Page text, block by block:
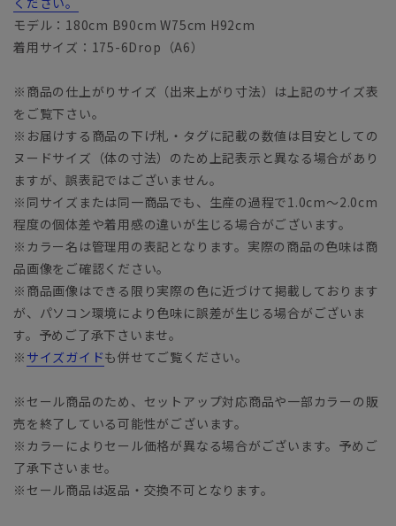
モデル：180cm B90cm W75cm H92cm
着用サイズ：175-6Drop（A6）
※商品の仕上がりサイズ（出来上がり寸法）は上記のサイズ表
をご覧下さい。
※お届けする商品の下げ札・タグに記載の数値は目安としての
ヌードサイズ（体の寸法）のため上記表示と異なる場合があり
ますが、誤表記ではございません。
※同サイズまたは同一商品でも、生産の過程で1.0cm～2.0cm
程度の個体差や着用感の違いが生じる場合がございます。
※カラー名は管理用の表記となります。実際の商品の色味は商
品画像をご確認ください。
※商品画像はできる限り実際の色に近づけて掲載しております
が、パソコン環境により色味に誤差が生じる場合がございま
す。予めご了承下さいませ。
※ サイズガイドも併せてご覧ください。
※セール商品のため、セットアップ対応商品や一部カラーの販
売を終了している可能性がございます。
※カラーによりセール価格が異なる場合がございます。予めご
了承下さいませ。
※セール商品は返品・交換不可となります。